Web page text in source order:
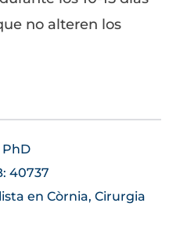
no alteren los
PhD
40737
en Còrnia, Cirurgia